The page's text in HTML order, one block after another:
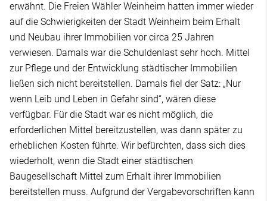
erwähnt. Die Freien Wähler Weinheim hatten immer wieder
auf die Schwierigkeiten der Stadt Weinheim beim Erhalt
und Neubau ihrer Immobilien vor circa 25 Jahren
verwiesen. Damals war die Schuldenlast sehr hoch. Mittel
zur Pflege und der Entwicklung städtischer Immobilien
ließen sich nicht bereitstellen. Damals fiel der Satz: „Nur
wenn Leib und Leben in Gefahr sind“, wären diese
verfügbar. Für die Stadt war es nicht möglich, die
erforderlichen Mittel bereitzustellen, was dann später zu
erheblichen Kosten führte. Wir befürchten, dass sich dies
wiederholt, wenn die Stadt einer städtischen
Baugesellschaft Mittel zum Erhalt ihrer Immobilien
bereitstellen muss. Aufgrund der Vergabevorschriften kann